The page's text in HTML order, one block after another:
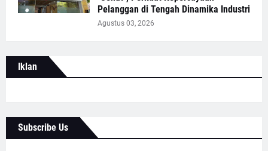
Pelanggan di Tengah Dinamika Industri
Agustus 03, 2026
Iklan
Subscribe Us